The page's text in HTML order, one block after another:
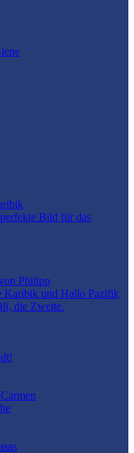
Bild für das
Philipp
Karibik und Hallo Pazifik
die Zweite.